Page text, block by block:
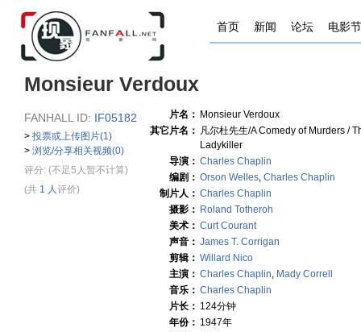
首页 新闻 论坛 电影节
Monsieur Verdoux
FANHALL ID: IF05182
> 投票或上传图片(1)
> 浏览/分享相关视频(0)
评分: (不足5人暂不计算)
(共 1 人评价)
片名： Monsieur Verdoux
其它片名： 凡尔杜先生/A Comedy of Murders /
Ladykiller
导演： Charles Chaplin
编剧： Orson Welles, Charles Chaplin
制片人： Charles Chaplin
摄影： Roland Totheroh
美术： Curt Courant
声音： James T. Corrigan
剪辑： Willard Nico
主演： Charles Chaplin, Mady Correll
音乐： Charles Chaplin
片长： 124分钟
年份： 1947年